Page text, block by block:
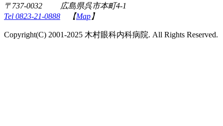
〒737-0032 広島県呉市本町4-1
Tel 0823-21-0888 【Map 】
Copyright(C) 2001-2025 木村眼科内科病院. All Rights Reserved.